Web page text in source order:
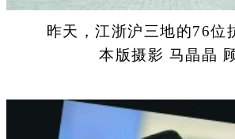
昨天，江浙沪三地的76位
本版摄影 马晶晶